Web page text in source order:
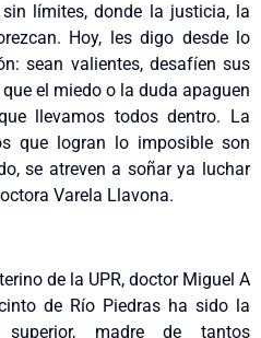
límites, donde la justicia, la
Hoy, les digo desde lo
sean valientes, desafíen sus
el miedo o la duda apaguen
llevamos todos dentro. La
que logran lo imposible son
se atreven a soñar ya luchar
Varela Llavona.
de la UPR, doctor Miguel A
de Río Piedras ha sido la
madre de tantos